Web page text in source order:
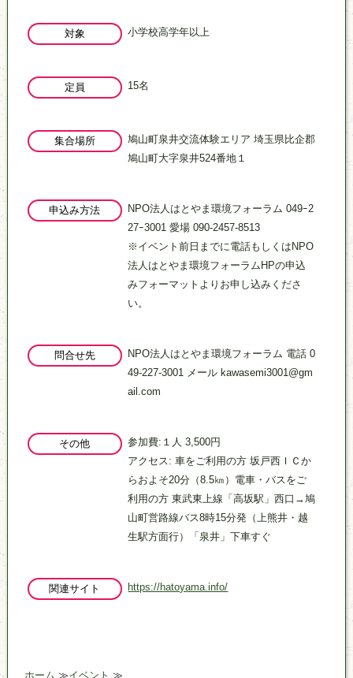
対象 小学校高学年以上
定員 15名
集合場所
鳩山町泉井交流体験エリア 埼玉県比企郡
鳩山町大字泉井524番地１
申込み方法
NPO法人はとやま環境フォーラム 049ｰ2
27ｰ3001 愛場 090-2457-8513
※イベント前日までに電話もしくはNPO
法人はとやま環境フォーラムHPの申込
みフォーマットよりお申し込みくださ
い。
問合せ先
NPO法人はとやま環境フォーラム 電話 0
49-227-3001 メール kawasemi3001@gm
ail.com
その他
参加費:１人 3,500円
アクセス: 車をご利用の方 坂戸西ＩＣか
らおよそ20分（8.5㎞）電車・バスをご
利用の方 東武東上線「高坂駅」西口→鳩
山町営路線バス8時15分発（上熊井・越
生駅方面行）「泉井」下車すぐ
関連サイト https://hatoyama.info/
ホーム イベント